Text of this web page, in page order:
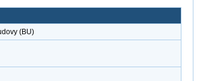
(BU)